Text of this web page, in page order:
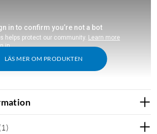
LÄS MER OM PRODUKTEN
1 )